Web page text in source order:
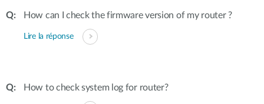
How can I check the firmware version of my router ?
Lire la réponse
How to check system log for router?